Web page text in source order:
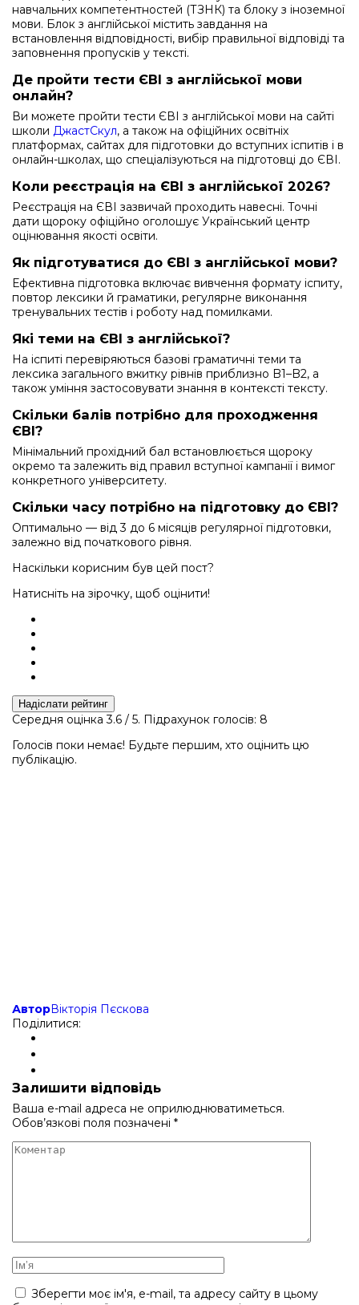
навчальних компетентностей (ТЗНК) та блоку з іноземної
мови. Блок з англійської містить завдання на
встановлення відповідності, вибір правильної відповіді та
заповнення пропусків у тексті.
Де пройти тести ЄВІ з англійської мови
онлайн?
Ви можете пройти тести ЄВІ з англійської мови на сайті
школи ДжастСкул, а також на офіційних освітніх
платформах, сайтах для підготовки до вступних іспитів і в
онлайн-школах, що спеціалізуються на підготовці до ЄВІ.
Коли реєстрація на ЄВІ з англійської 2026?
Реєстрація на ЄВІ зазвичай проходить навесні. Точні
дати щороку офіційно оголошує Український центр
оцінювання якості освіти.
Як підготуватися до ЄВІ з англійської мови?
Ефективна підготовка включає вивчення формату іспиту,
повтор лексики й граматики, регулярне виконання
тренувальних тестів і роботу над помилками.
Які теми на ЄВІ з англійської?
На іспиті перевіряються базові граматичні теми та
лексика загального вжитку рівнів приблизно B1–B2, а
також уміння застосовувати знання в контексті тексту.
Скільки балів потрібно для проходження
ЄВІ?
Мінімальний прохідний бал встановлюється щороку
окремо та залежить від правил вступної кампанії і вимог
конкретного університету.
Скільки часу потрібно на підготовку до ЄВІ?
Оптимально — від 3 до 6 місяців регулярної підготовки,
залежно від початкового рівня.
Наскільки корисним був цей пост?
Натисніть на зірочку, щоб оцінити!
Надіслати рейтинг
Середня оцінка3.6 / 5. Підрахунок голосів: 8
Голосів поки немає! Будьте першим, хто оцінить цю
публікацію.
АвторВікторія Пєскова
Поділитися:
Залишити відповідь
Ваша e-mail адреса не оприлюднюватиметься.
Обов’язкові поля позначені *
Зберегти моє ім'я, e-mail, та адресу сайту в цьому